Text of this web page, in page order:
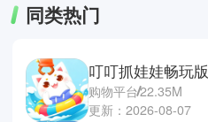
同类热门
叮叮抓娃娃畅玩版
购物平台22.35M
更新：2026-08-07